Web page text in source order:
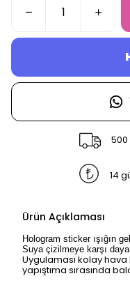
500
14
Ürün Açıklaması
Hologram sticker ışığın
Suya çizilmeye karşı
Uygulaması kolay
yapıştıma sırasında